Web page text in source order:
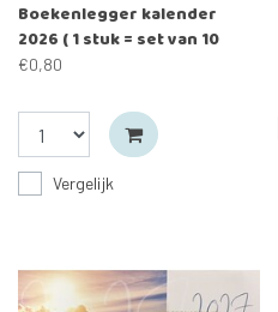
Boekenlegger kalender
2026 ( 1 stuk = set van 10
boekenleggers)
€0,80
Vergelijk